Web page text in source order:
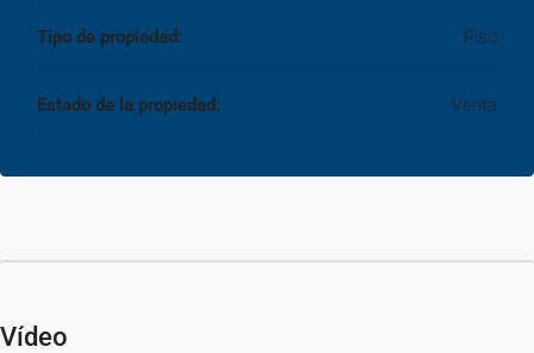
Tipo de propiedad: Piso
Estado de la propiedad: Venta
Vídeo